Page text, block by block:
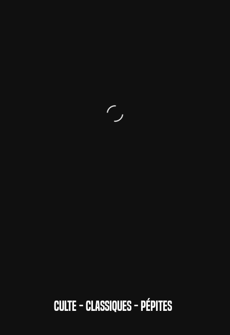
CULTE - CLASSIQUES - PÉPITES